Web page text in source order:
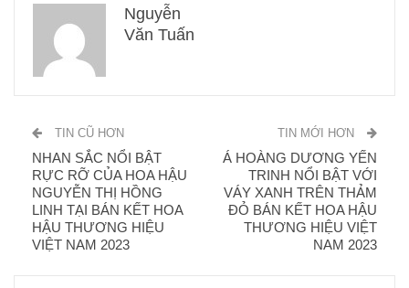
Nguyễn
Văn Tuấn
TIN CŨ HƠN
NHAN SẮC NỔI BẬT
RỰC RỠ CỦA HOA HẬU
NGUYỄN THỊ HỒNG
LINH TẠI BÁN KẾT HOA
HẬU THƯƠNG HIỆU
VIỆT NAM 2023
TIN MỚI HƠN
Á HOÀNG DƯƠNG YẾN
TRINH NỔI BẬT VỚI
VÁY XANH TRÊN THẢM
ĐỎ BÁN KẾT HOA HẬU
THƯƠNG HIỆU VIỆT
NAM 2023